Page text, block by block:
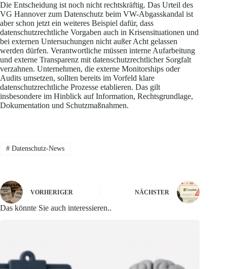
Die Entscheidung ist noch nicht rechtskräftig. Das Urteil des
VG Hannover zum Datenschutz beim VW-Abgasskandal ist
aber schon jetzt ein weiteres Beispiel dafür, dass
datenschutzrechtliche Vorgaben auch in Krisensituationen und
bei externen Untersuchungen nicht außer Acht gelassen
werden dürfen. Verantwortliche müssen interne Aufarbeitung
und externe Transparenz mit datenschutzrechtlicher Sorgfalt
verzahnen. Unternehmen, die externe Monitorships oder
Audits umsetzen, sollten bereits im Vorfeld klare
datenschutzrechtliche Prozesse etablieren. Das gilt
insbesondere im Hinblick auf Information, Rechtsgrundlage,
Dokumentation und Schutzmaßnahmen.
#Datenschutz-News
VORHERIGER NÄCHSTER
Das könnte Sie auch interessieren..